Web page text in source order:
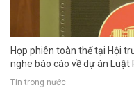
Họp phiên toàn thể tại Hội
nghe báo cáo về dự án Luật
Tin trong nước